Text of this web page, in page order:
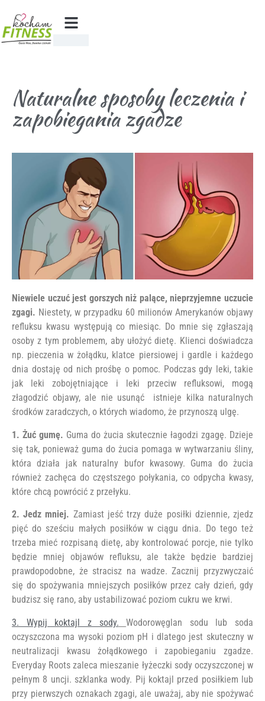
Naturalne sposoby leczenia i
zapobiegania zgadze
Niewiele uczuć jest gorszych niż palące, nieprzyjemne uczucie
zgagi. Niestety, w przypadku 60 milionów Amerykanów objawy
refluksu kwasu występują co miesiąc. Do mnie się zgłaszają
osoby z tym problemem, aby ułożyć dietę. Klienci doświadcza
np. pieczenia w żołądku, klatce piersiowej i gardle i każdego
dnia dostaję od nich prośbę o pomoc. Podczas gdy leki, takie
jak leki zobojętniające i leki przeciw refluksowi, mogą
złagodzić objawy, ale nie usunąć istnieje kilka naturalnych
środków zaradczych, o których wiadomo, że przynoszą ulgę.
1. Żuć gumę. Guma do żucia skutecznie łagodzi zgagę. Dzieje
się tak, ponieważ guma do żucia pomaga w wytwarzaniu śliny,
która działa jak naturalny bufor kwasowy. Guma do żucia
również zachęca do częstszego połykania, co odpycha kwasy,
które chcą powrócić z przełyku.
2. Jedz mniej. Zamiast jeść trzy duże posiłki dziennie, zjedz
pięć do sześciu małych posiłków w ciągu dnia. Do tego też
trzeba mieć rozpisaną dietę, aby ​​kontrolować porcje, nie tylko
będzie mniej objawów refluksu, ale także będzie bardziej
prawdopodobne, że stracisz na wadze. Zacznij przyzwyczaić
się do spożywania mniejszych posiłków przez cały dzień, gdy
budzisz się rano, aby ustabilizować poziom cukru we krwi.
3. Wypij koktajl z sody.
Wodorowęglan sodu lub soda
oczyszczona ma wysoki poziom pH i dlatego jest skuteczny w
neutralizacji kwasu żołądkowego i zapobieganiu zgadze.
Everyday Roots zaleca mieszanie łyżeczki sody oczyszczonej w
pełnym 8 uncji. szklanka wody. Pij koktajl przed posiłkiem lub
przy pierwszych oznakach zgagi, ale uważaj, aby nie spożywać